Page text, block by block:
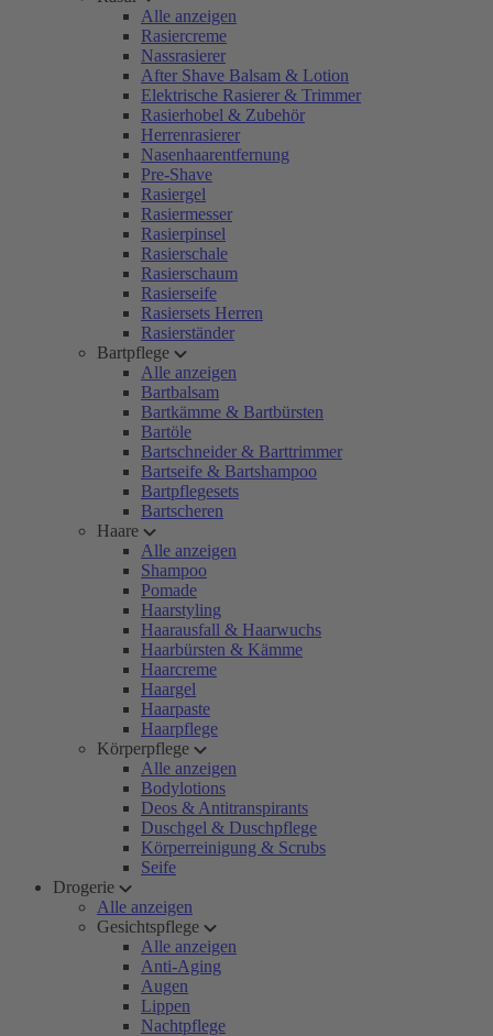
Alle anzeigen
Rasiercreme
Nassrasierer
After Shave Balsam & Lotion
Elektrische Rasierer & Trimmer
Rasierhobel & Zubehör
Herrenrasierer
Nasenhaarentfernung
Pre-Shave
Rasiergel
Rasiermesser
Rasierpinsel
Rasierschale
Rasierschaum
Rasierseife
Rasiersets Herren
Rasierständer
Bartpflege
Alle anzeigen
Bartbalsam
Bartkämme & Bartbürsten
Bartöle
Bartschneider & Barttrimmer
Bartseife & Bartshampoo
Bartpflegesets
Bartscheren
Haare
Alle anzeigen
Shampoo
Pomade
Haarstyling
Haarausfall & Haarwuchs
Haarbürsten & Kämme
Haarcreme
Haargel
Haarpaste
Haarpflege
Körperpflege
Alle anzeigen
Bodylotions
Deos & Antitranspirants
Duschgel & Duschpflege
Körperreinigung & Scrubs
Seife
Drogerie
Alle anzeigen
Gesichtspflege
Alle anzeigen
Anti-Aging
Augen
Lippen
Nachtpflege